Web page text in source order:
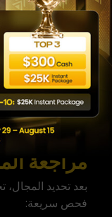
تريد بيع
تداول.
تريد شقة أو
تريد تعلم
حساب تداول
تريد استثمارًا
إدارة
مراجعة
بعد تحديد
فحص سريعة: